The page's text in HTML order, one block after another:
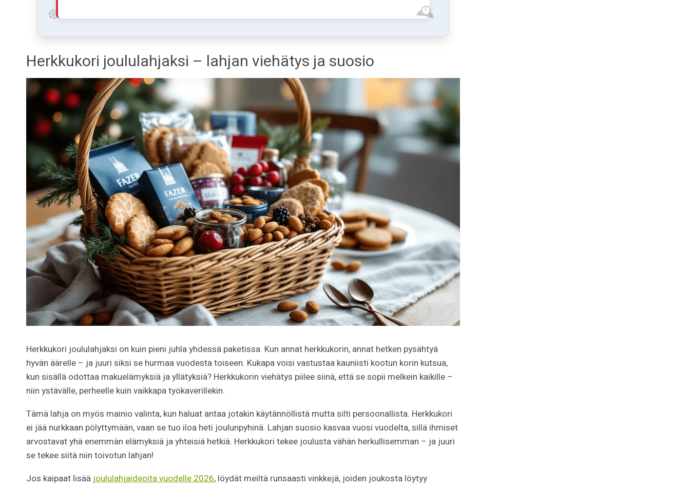
Herkkukori joululahjaksi – lahjan viehätys ja suosio
Herkkukori joululahjaksi on kuin pieni juhla yhdessä paketissa. Kun annat herkkukorin, annat hetken pysähtyä
hyvän äärelle – ja juuri siksi se hurmaa vuodesta toiseen. Kukapa voisi vastustaa kauniisti kootun korin kutsua,
kun sisällä odottaa makuelämyksiä ja yllätyksiä? Herkkukorin viehätys piilee siinä, että se sopii melkein kaikille –
niin ystävälle, perheelle kuin vaikkapa työkaverillekin.
Tämä lahja on myös mainio valinta, kun haluat antaa jotakin käytännöllistä mutta silti persoonallista. Herkkukori
ei jää nurkkaan pölyttymään, vaan se tuo iloa heti joulunpyhinä. Lahjan suosio kasvaa vuosi vuodelta, sillä ihmiset
arvostavat yhä enemmän elämyksiä ja yhteisiä hetkiä. Herkkukori tekee joulusta vähän herkullisemman – ja juuri
se tekee siitä niin toivotun lahjan!
Jos kaipaat lisää joululahjaideoita vuodelle 2026, löydät meiltä runsaasti vinkkejä, joiden joukosta löytyy